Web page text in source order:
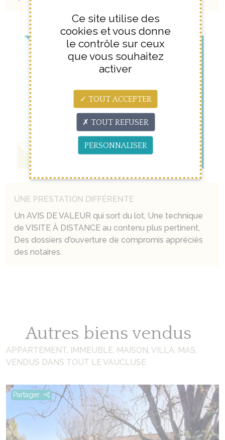
UNE PRESTATION DIFFÉRENTE
Un AVIS DE VALEUR qui sort du lot, Une technique
de VISITE À DISTANCE au contenu plus pertinent,
Des dossiers d'ouverture de compromis appréciés
des notaires.
Autres biens vendus
APPARTEMENT, IMMEUBLE, MAISON, VILLA, MAS,
VENDUS DANS TOUT LE VAUCLUSE
Partager
Ce site utilise des
cookies et vous donne
le contrôle sur ceux
que vous souhaitez
activer
TOUT ACCEPTER
TOUT REFUSER
PERSONNALISER